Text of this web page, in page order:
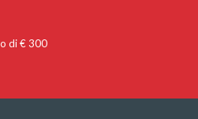
di € 300